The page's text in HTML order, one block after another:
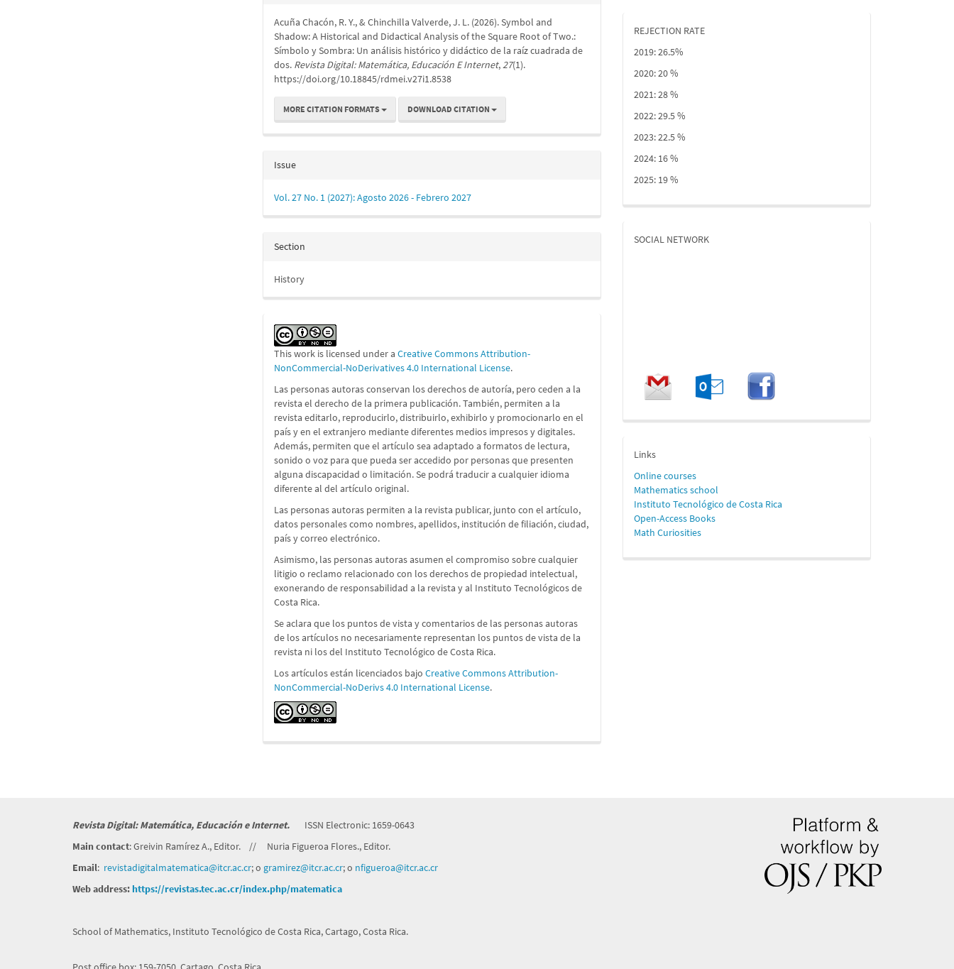
Acuña Chacón, R. Y., & Chinchilla Valverde, J. L. (2026). Symbol and
Shadow: A Historical and Didactical Analysis of the Square Root of Two.:
Símbolo y Sombra: Un análisis histórico y didáctico de la raíz cuadrada de
dos. Revista Digital: Matemática, Educación E Internet,27(1).
https://doi.org/10.18845/rdmei.v27i1.8538
MORE CITATION FORMATS DOWNLOAD CITATION
Issue
Vol. 27 No. 1 (2027): Agosto 2026 - Febrero 2027
Section
History
This work is licensed under aCreative Commons Attribution-
NonCommercial-NoDerivatives 4.0 International License.
Las personas autoras conservan los derechos de autoría, pero ceden a la
revista el derecho de la primera publicación. También, permiten a la
revista editarlo, reproducirlo, distribuirlo, exhibirlo y promocionarlo en el
país y en el extranjero mediante diferentes medios impresos y digitales.
Además, permiten que el artículo sea adaptado a formatos de lectura,
sonido o voz para que pueda ser accedido por personas que presenten
alguna discapacidad o limitación. Se podrá traducir a cualquier idioma
diferente al del artículo original.
Las personas autoras permiten a la revista publicar, junto con el artículo,
datos personales como nombres, apellidos, institución de filiación, ciudad,
país y correo electrónico.
Asimismo, las personas autoras asumen el compromiso sobre cualquier
litigio o reclamo relacionado con los derechos de propiedad intelectual,
exonerando de responsabilidad a la revista y al Instituto Tecnológicos de
Costa Rica.
Se aclara que los puntos de vista y comentarios de las personas autoras
de los artículos no necesariamente representan los puntos de vista de la
revista ni los del Instituto Tecnológico de Costa Rica.
Los artículos están licenciados bajoCreative Commons Attribution-
NonCommercial-NoDerivs 4.0 International License.
REJECTION RATE
2019: 26.5%
2020: 20 %
2021: 28 %
2022: 29.5 %
2023: 22.5 %
2024: 16 %
2025: 19 %
SOCIAL NETWORK
enlaces
Links
Onlinecourses
Mathematics school
Instituto Tecnológico de Costa Rica
Open-Access Books
Math Curiosities
Revista Digital: Matemática, Educación e Internet.
ISSN Electronic: 1659-0643
Main contact: Greivin Ramírez A., Editor. // Nuria Figueroa Flores., Editor.
Email: revistadigitalmatematica@itcr.ac.cr; o gramirez@itcr.ac.cr; o nfigueroa@itcr.ac.cr
Web address: https://revistas.tec.ac.cr/index.php/matematica
School of Mathematics, Instituto Tecnológico de Costa Rica, Cartago, Costa Rica.